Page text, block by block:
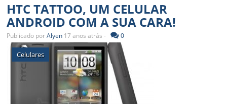
HTC TATTOO, UM CELULAR
ANDROID COM A SUA CARA!
Publicado porAlyen 17 anos atrás - 0
Celulares